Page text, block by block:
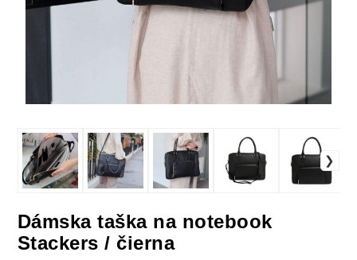
Dámska taška na notebook
Stackers / čierna